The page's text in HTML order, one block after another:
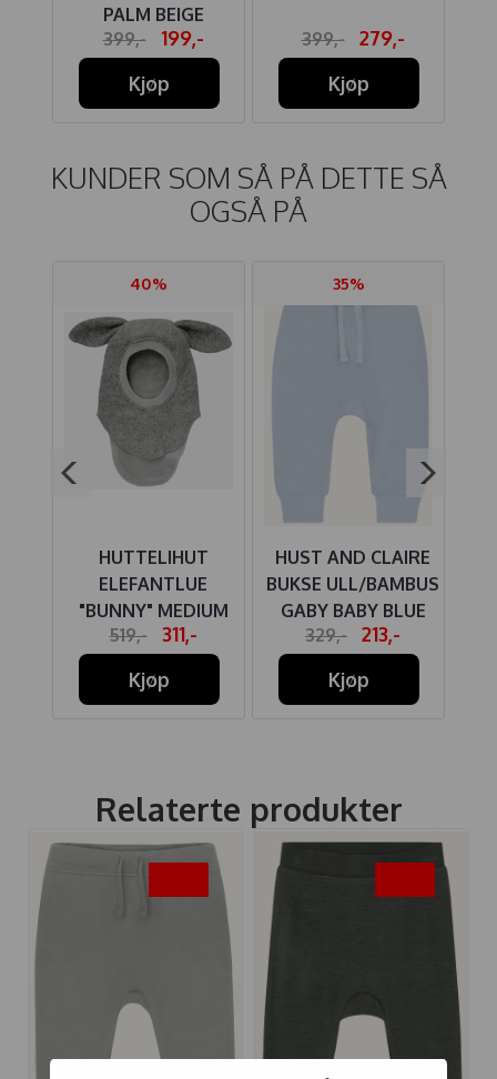
PALM BEIGE
399,-
199,-
Kjøp
399,-
279,-
Kjøp
KUNDER SOM SÅ PÅ DETTE SÅ
OGSÅ PÅ
40%
HUTTELIHUT
ELEFANTLUE
"BUNNY" MEDIUM
GREY MELANGE
519,-
311,-
Kjøp
35%
HUST AND CLAIRE
BUKSE ULL/BAMBUS
GABY BABY BLUE
329,-
213,-
Kjøp
Relaterte produkter